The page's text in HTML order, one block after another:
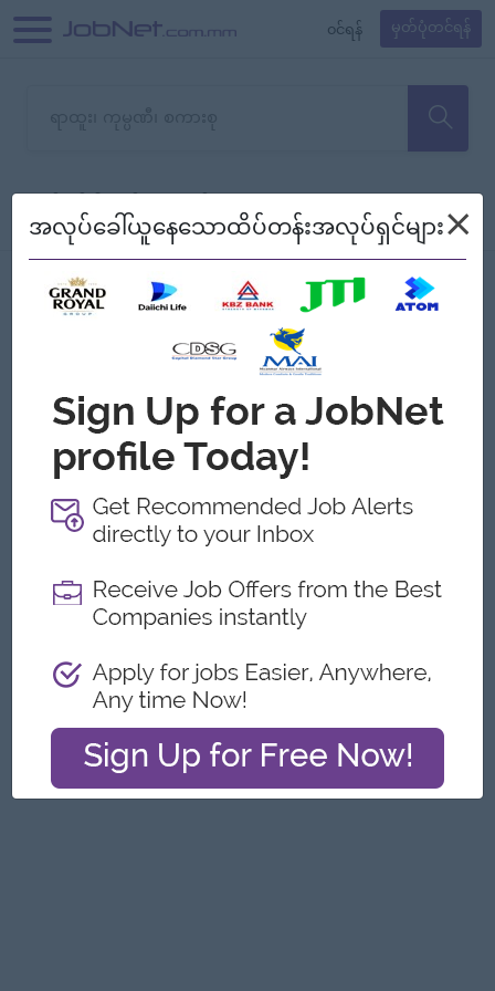
၀င်ရန် မှတ်ပုံတင်ရန်
သော အလုပ်မရှိသေးပါ။
စစ်ရန် စဉ်၍ကြည့်မည်
အလုပ်ခေါ်ယူနေသောထိပ်တန်းအလုပ်ရှင်များ×